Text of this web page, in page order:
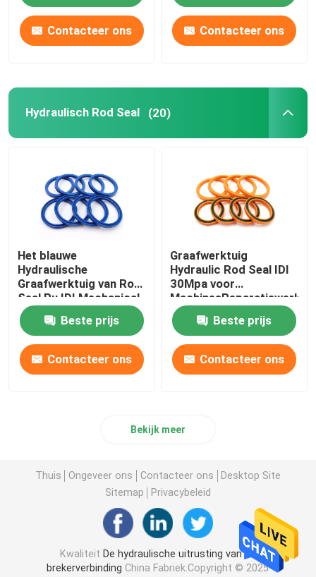
Hydraulische Slijtagering
O-ringsdoos
De delen van graafwerktuigElectric
Afdichtingsset voor lader
Contacteer ons Contacteer ons
Hydraulisch Rod Seal (20)
Het blauwe
Hydraulische
Graafwerktuig van Rod
Seal Pu IDI Mechanical
Oil Seal For
Beste prijs
Contacteer ons
Graafwerktuig
Hydraulic Rod Seal IDI
30Mpa voor
Beste prijs
Contacteer ons
Bekijk meer
Thuis Ongeveer ons Contacteer ons
Desktop Site
Sitemap
Privacybeleid
Kwaliteit De hydraulische uitrusting van de
brekerverbinding China Fabriek.Copyright © 2025